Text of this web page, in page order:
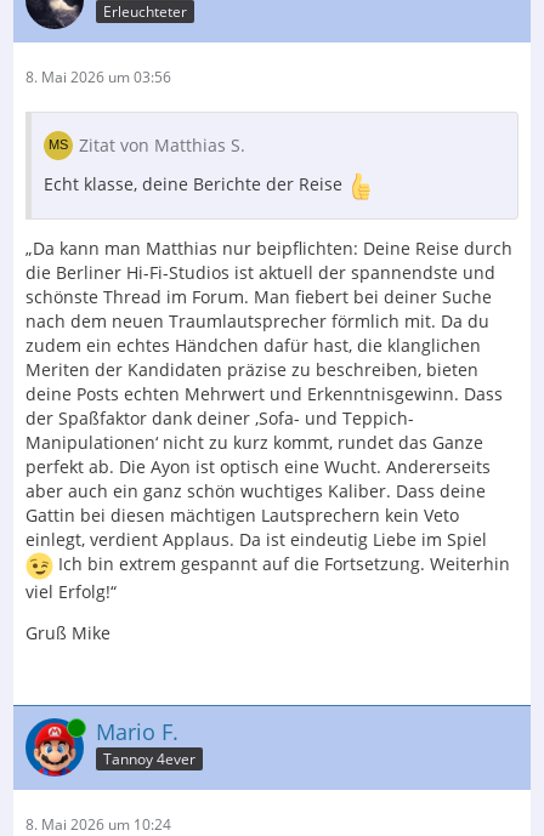
Erleuchteter
8. Mai 2026 um 03:56
Zitat von Matthias S.
Echt klasse, deine Berichte der Reise
„Da kann man Matthias nur beipflichten: Deine Reise durch
die Berliner Hi-Fi-Studios ist aktuell der spannendste und
schönste Thread im Forum. Man fiebert bei deiner Suche
nach dem neuen Traumlautsprecher förmlich mit. Da du
zudem ein echtes Händchen dafür hast, die klanglichen
Meriten der Kandidaten präzise zu beschreiben, bieten
deine Posts echten Mehrwert und Erkenntnisgewinn. Dass
der Spaßfaktor dank deiner ‚Sofa- und Teppich-
Manipulationen‘ nicht zu kurz kommt, rundet das Ganze
perfekt ab. Die Ayon ist optisch eine Wucht. Andererseits
aber auch ein ganz schön wuchtiges Kaliber. Dass deine
Gattin bei diesen mächtigen Lautsprechern kein Veto
einlegt, verdient Applaus. Da ist eindeutig Liebe im Spiel
Ich bin extrem gespannt auf die Fortsetzung. Weiterhin
viel Erfolg!“
Gruß Mike
Online Mario F.
Tannoy 4ever
8. Mai 2026 um 10:24